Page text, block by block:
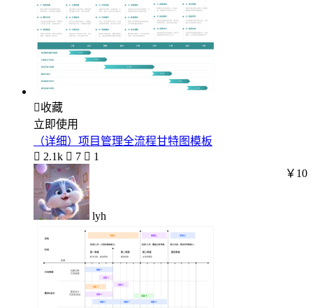
收藏
立即使用
（详细）项目管理全流程甘特图模板
 2.1k  7  1
lyh
￥10